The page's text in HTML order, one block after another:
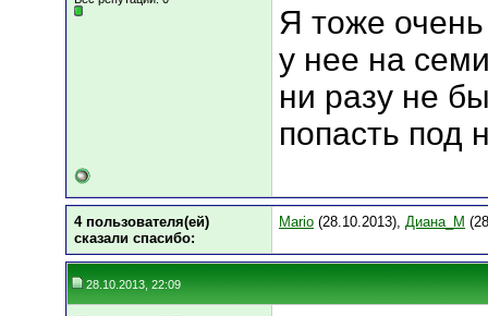
Я тоже
у нее на
ни разу не
попасть под
4 пользователя(ей)
сказали cпасибо:
Mario (28.10.2013), Диана_М
28.10.2013, 22:09